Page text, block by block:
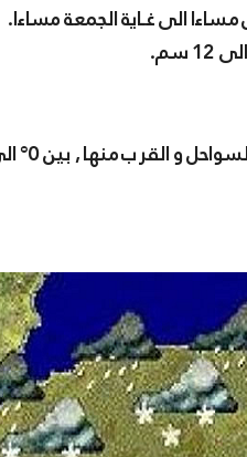
الى غـاية الجمعة مساءا.